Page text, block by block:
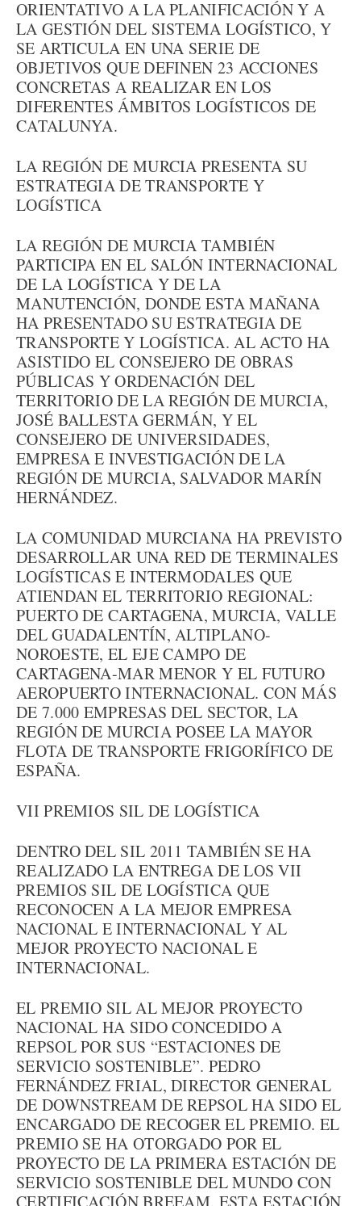
ORIENTATIVO A LA PLANIFICACIÓN Y A
LA GESTIÓN DEL SISTEMA LOGÍSTICO, Y
SE ARTICULA EN UNA SERIE DE
OBJETIVOS QUE DEFINEN 23 ACCIONES
CONCRETAS A REALIZAR EN LOS
DIFERENTES ÁMBITOS LOGÍSTICOS DE
CATALUNYA.
LA REGIÓN DE MURCIA PRESENTA SU
ESTRATEGIA DE TRANSPORTE Y
LOGÍSTICA
LA REGIÓN DE MURCIA TAMBIÉN
PARTICIPA EN EL SALÓN INTERNACIONAL
DE LA LOGÍSTICA Y DE LA
MANUTENCIÓN, DONDE ESTA MAÑANA
HA PRESENTADO SU ESTRATEGIA DE
TRANSPORTE Y LOGÍSTICA. AL ACTO HA
ASISTIDO EL CONSEJERO DE OBRAS
PÚBLICAS Y ORDENACIÓN DEL
TERRITORIO DE LA REGIÓN DE MURCIA,
JOSÉ BALLESTA GERMÁN, Y EL
CONSEJERO DE UNIVERSIDADES,
EMPRESA E INVESTIGACIÓN DE LA
REGIÓN DE MURCIA, SALVADOR MARÍN
HERNÁNDEZ.
LA COMUNIDAD MURCIANA HA PREVISTO
DESARROLLAR UNA RED DE TERMINALES
LOGÍSTICAS E INTERMODALES QUE
ATIENDAN EL TERRITORIO REGIONAL:
PUERTO DE CARTAGENA, MURCIA, VALLE
DEL GUADALENTÍN, ALTIPLANO-
NOROESTE, EL EJE CAMPO DE
CARTAGENA-MAR MENOR Y EL FUTURO
AEROPUERTO INTERNACIONAL. CON MÁS
DE 7.000 EMPRESAS DEL SECTOR, LA
REGIÓN DE MURCIA POSEE LA MAYOR
FLOTA DE TRANSPORTE FRIGORÍFICO DE
ESPAÑA.
VII PREMIOS SIL DE LOGÍSTICA
DENTRO DEL SIL 2011 TAMBIÉN SE HA
REALIZADO LA ENTREGA DE LOS VII
PREMIOS SIL DE LOGÍSTICA QUE
RECONOCEN A LA MEJOR EMPRESA
NACIONAL E INTERNACIONAL Y AL
MEJOR PROYECTO NACIONAL E
INTERNACIONAL.
EL PREMIO SIL AL MEJOR PROYECTO
NACIONAL HA SIDO CONCEDIDO A
REPSOL POR SUS “ESTACIONES DE
SERVICIO SOSTENIBLE”. PEDRO
FERNÁNDEZ FRIAL, DIRECTOR GENERAL
DE DOWNSTREAM DE REPSOL HA SIDO EL
ENCARGADO DE RECOGER EL PREMIO. EL
PREMIO SE HA OTORGADO POR EL
PROYECTO DE LA PRIMERA ESTACIÓN DE
SERVICIO SOSTENIBLE DEL MUNDO CON
CERTIFICACIÓN BREEAM. ESTA ESTACIÓN